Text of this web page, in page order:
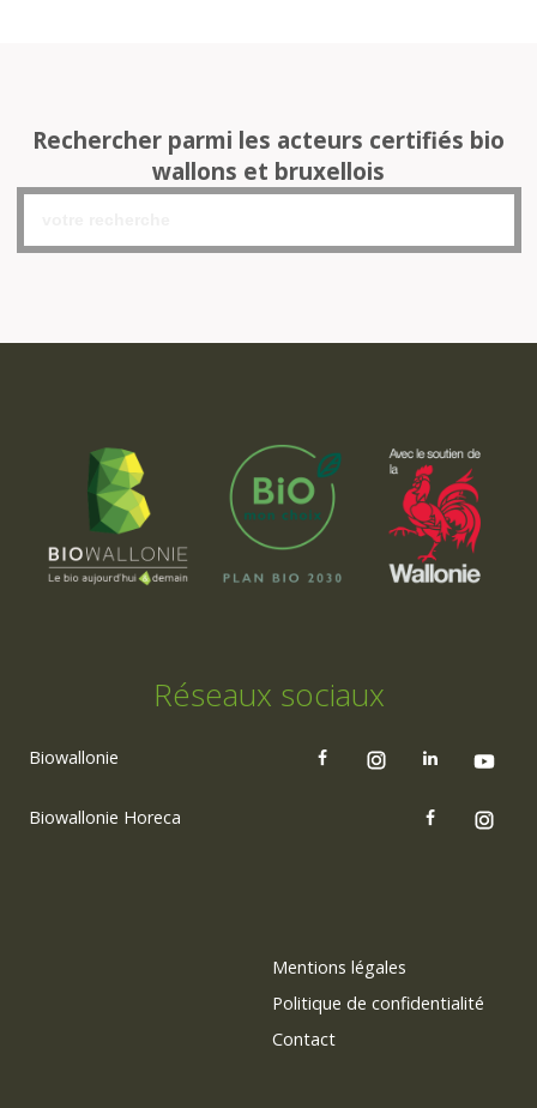
Rechercher parmi les acteurs certifiés bio
wallons et bruxellois
Réseaux sociaux
Biowallonie
Biowallonie Horeca
Mentions légales
Politique de confidentialité
Contact